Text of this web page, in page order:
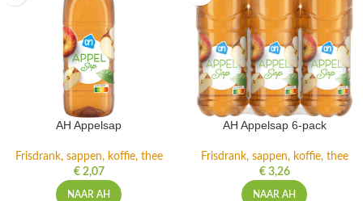
AH Appelsap
Frisdrank, sappen, koffie, thee
€2,07
NAAR AH
AH Appelsap 6-pack
Frisdrank, sappen, koffie, thee
€3,26
NAAR AH